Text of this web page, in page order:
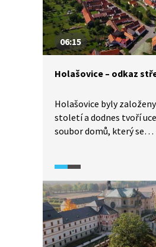
a nechte se oslnit
kouzlem.
06:15
Holašovice – odkaz
Holašovice byly založeny
století a dodnes tvoří
soubor domů, který se
kolem rozlehlé návsi s
maštalemi, sýpkami
se na podobu vesnice
předků, i když vizuálně
statků doznala změn ve
selského baroka v druhé